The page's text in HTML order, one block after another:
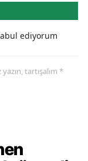
ediyorum
tartışalım *